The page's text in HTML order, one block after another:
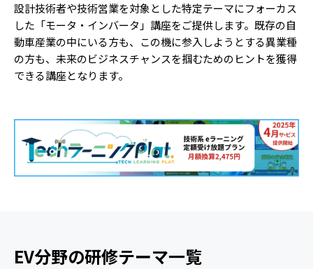
設計技術者や技術営業を対象とした特定テーマにフォーカス
した「モータ・インバータ」講座をご提供します。既存の自
動車産業の中にいる方も、この機に参入しようとする異業種
の方も、未来のビジネスチャンスを掴むためのヒントを獲得
できる講座となります。
EV分野の研修テーマ一覧